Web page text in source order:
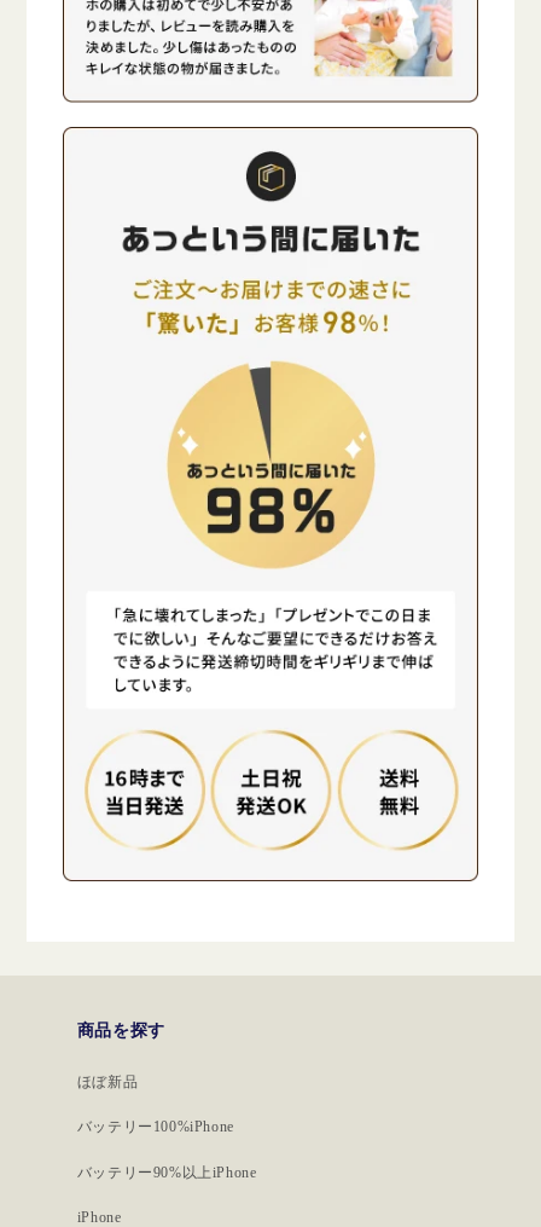
商品を探す
ほぼ新品
バッテリー100%iPhone
バッテリー90%以上iPhone
iPhone